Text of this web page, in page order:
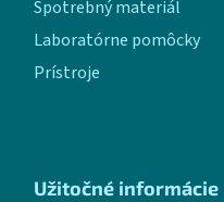
Spotrebný materiál
Laboratórne pomôcky
Prístroje
Užitočné informácie